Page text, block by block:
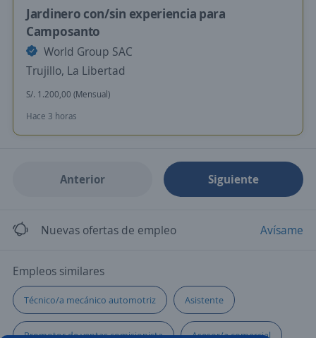
Jardinero con/sin experiencia para
Camposanto
World Group SAC
Trujillo, La Libertad
S/. 1.200,00 (Mensual)
Hace 3 horas
Anterior Siguiente
Nuevas ofertas de empleo Avísame
Empleos similares
Técnico/a mecánico automotriz Asistente
Promotor de ventas comisionista Asesor/a comercial